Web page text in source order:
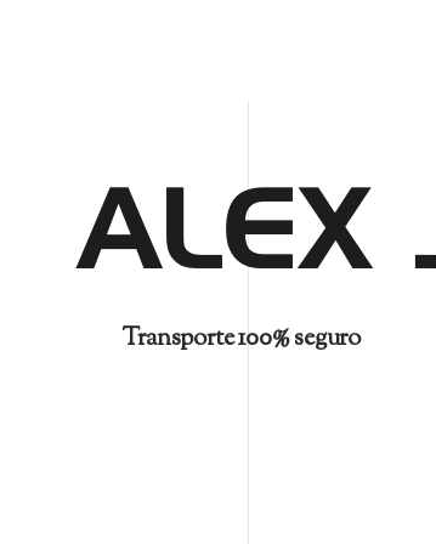
Transporte 100% seguro